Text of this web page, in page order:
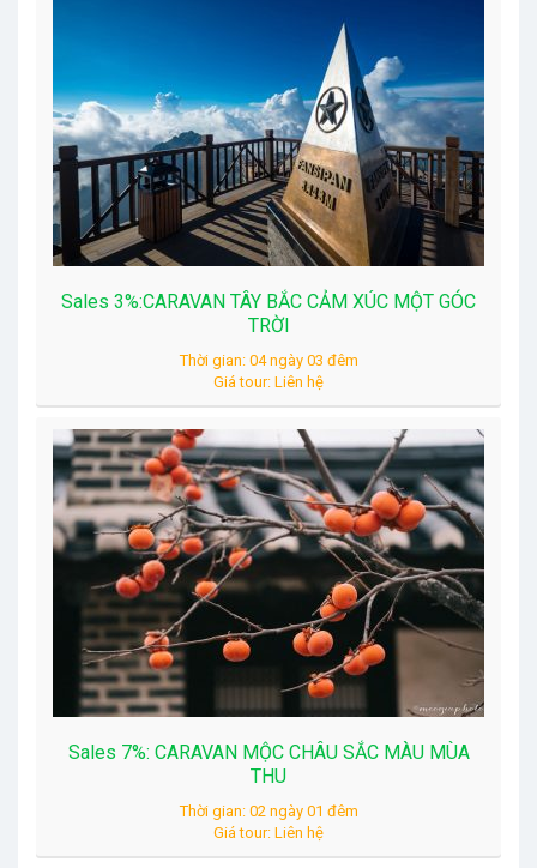
Sales 3%:CARAVAN TÂY BẮC CẢM XÚC MỘT GÓC
TRỜI
Thời gian: 04 ngày 03 đêm
Giá tour: Liên hệ
Sales 7%: CARAVAN MỘC CHÂU SẮC MÀU MÙA
THU
Thời gian: 02 ngày 01 đêm
Giá tour: Liên hệ